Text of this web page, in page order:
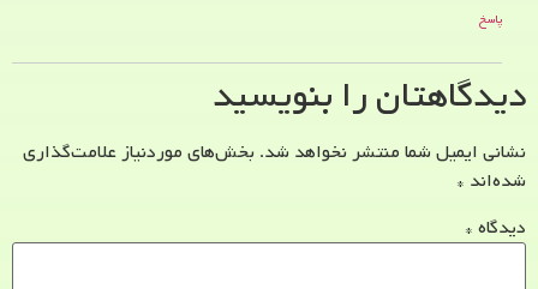
پاسخ
دیدگاهتان را بنویسید
نشانی ایمیل شما منتشر نخواهد شد. بخش‌های موردنیاز علامت‌گذاری
شده‌اند *
دیدگاه *